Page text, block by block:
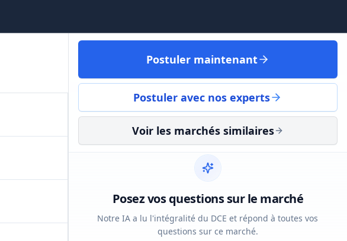
Postuler maintenant
Postuler avec nos experts
Voir les marchés similaires
Posez vos questions sur le marché
Notre IA a lu l'intégralité du DCE et répond à toutes vos
questions sur ce marché.